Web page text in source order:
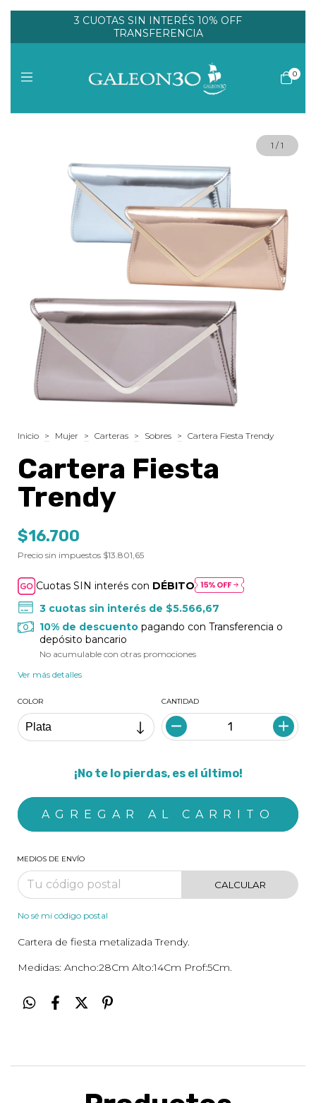
3 CUOTAS SIN INTERÉS 10% OFF
TRANSFERENCIA
0
1 / 1
Inicio > Mujer > Carteras > Sobres > Cartera Fiesta Trendy
Cartera Fiesta
Trendy
$16.700
Precio sin impuestos $13.801,65
Cuotas SIN interés con DÉBITO
3 cuotas sin interés de $5.566,67
10% de descuento pagando con Transferencia o
depósito bancario
No acumulable con otras promociones
Ver más detalles
COLOR CANTIDAD
¡No te lo pierdas, es el último!
MEDIOS DE ENVÍO
CALCULAR
No sé mi código postal
Cartera de fiesta metalizada Trendy.
Medidas: Ancho:28Cm Alto:14Cm Prof:5Cm.